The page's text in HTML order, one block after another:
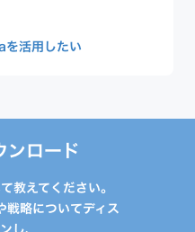
活用したい
ンロード
教えてください。
戦略についてディス